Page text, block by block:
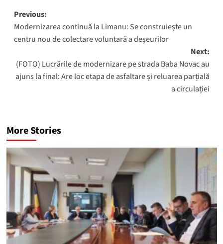
Post
navigation
Previous:
Modernizarea continuă la Limanu: Se construiește un
centru nou de colectare voluntară a deșeurilor
Next:
(FOTO) Lucrările de modernizare pe strada Baba Novac au
ajuns la final: Are loc etapa de asfaltare și reluarea parțială
a circulației
More Stories